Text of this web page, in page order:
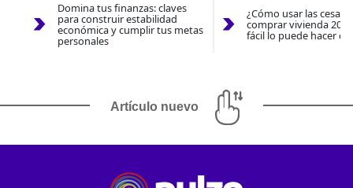
Domina tus finanzas: claves
para construir estabilidad
económica y cumplir tus metas
personales
¿Cómo usar las
comprar vivienda
fácil lo puede hacer
Artículo nuevo